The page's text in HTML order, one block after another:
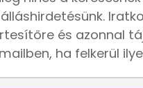
álláshirdetésünk.
és azonnal
ha felkerül